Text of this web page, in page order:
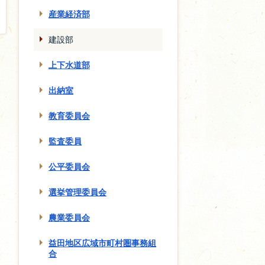
産業経済部
建設部
上下水道部
出納室
教育委員会
監査委員
公平委員会
選挙管理委員会
農業委員会
益田地区広域市町村圏事務組
合